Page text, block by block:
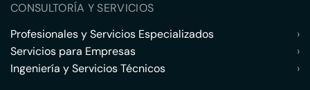
CONSULTORÍA Y SERVICIOS
Profesionales y Servicios Especializados
›
Servicios para Empresas
›
Ingeniería y Servicios Técnicos
›